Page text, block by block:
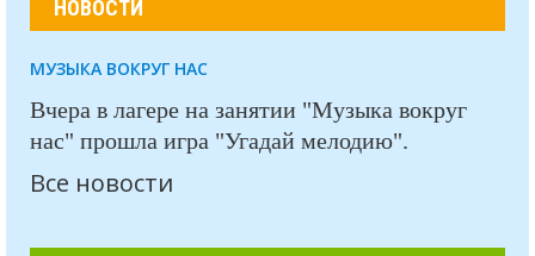
НОВОСТИ
МУЗЫКА ВОКРУГ НАС
Вчера в лагере на занятии "Музыка вокруг
нас" прошла игра "Угадай мелодию".
Все новости